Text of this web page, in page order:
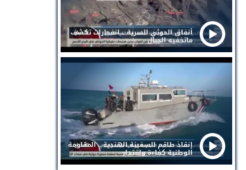
أنفاق الحوثي السرية .. انفجارات تكشف
ماتخفيه الجبال
إنقاذ طاقم السفينة الهندية .. المقاومة
الوطنية كفاءة واقتدار